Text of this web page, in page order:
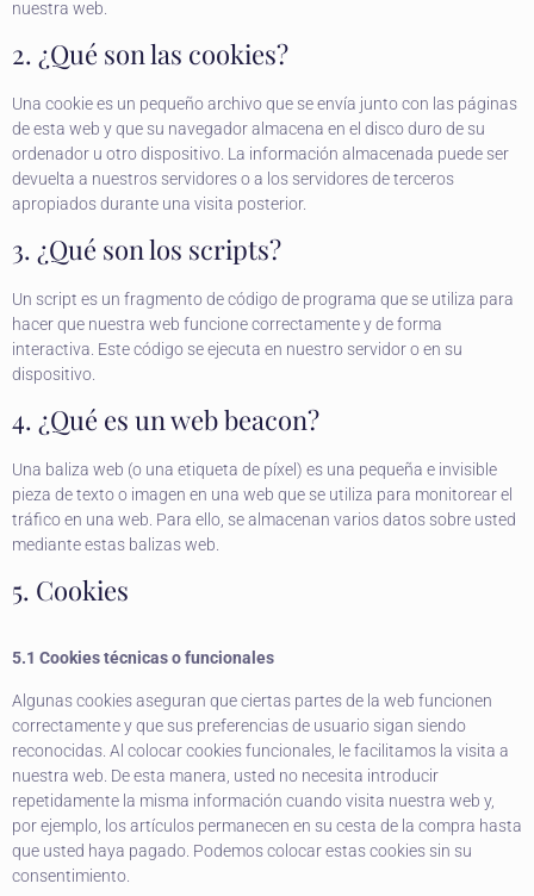
nuestra web.
2. ¿Qué son las cookies?
Una cookie es un pequeño archivo que se envía junto con las páginas
de esta web y que su navegador almacena en el disco duro de su
ordenador u otro dispositivo. La información almacenada puede ser
devuelta a nuestros servidores o a los servidores de terceros
apropiados durante una visita posterior.
3. ¿Qué son los scripts?
Un script es un fragmento de código de programa que se utiliza para
hacer que nuestra web funcione correctamente y de forma
interactiva. Este código se ejecuta en nuestro servidor o en su
dispositivo.
4. ¿Qué es un web beacon?
Una baliza web (o una etiqueta de píxel) es una pequeña e invisible
pieza de texto o imagen en una web que se utiliza para monitorear el
tráfico en una web. Para ello, se almacenan varios datos sobre usted
mediante estas balizas web.
5. Cookies
5.1 Cookies técnicas o funcionales
Algunas cookies aseguran que ciertas partes de la web funcionen
correctamente y que sus preferencias de usuario sigan siendo
reconocidas. Al colocar cookies funcionales, le facilitamos la visita a
nuestra web. De esta manera, usted no necesita introducir
repetidamente la misma información cuando visita nuestra web y,
por ejemplo, los artículos permanecen en su cesta de la compra hasta
que usted haya pagado. Podemos colocar estas cookies sin su
consentimiento.